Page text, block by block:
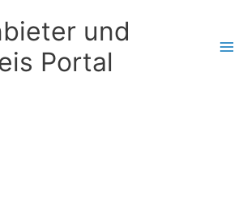
und
Portal